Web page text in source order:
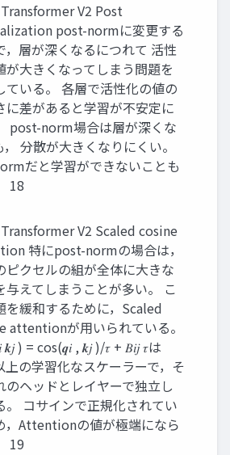
V2 Post
post-normに変更する
，層が深くなるにつれて 活性
が大きくなってしまう問題を
ている。 各層で活性化の値の
に差があると学習が不安定に
post-norm場合は層が深くな
， 分散が大きくなりにくい。
だと学習ができないことも
18
V2 Scaled cosine
特にpost-normの場合は，
ピクセルの組が全体に大きな
与えてしまうことが多い。 こ
を緩和するために，Scaled
attentionが用いられている。
𝒌𝑗 ) = cos(𝒒𝑖 , 𝒌𝑗 )/𝜏 + 𝐵𝑖𝑗 𝜏は
上の学習化なスケーラーで，そ
のヘッドとレイヤーで独立し
。 コサインで正規化されてい
，Attentionの値が極端になら
19